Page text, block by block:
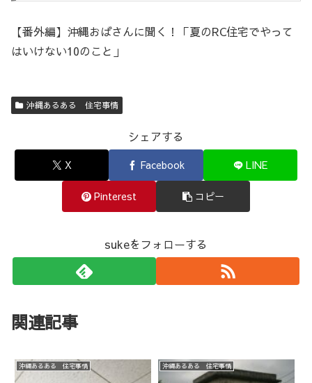
【番外編】沖縄おばさんに聞く！「夏のRC住宅でやって
はいけない10のこと」
沖縄あるある 住宅事情
シェアする
X Facebook LINE
Pinterest コピー
sukeをフォローする
関連記事
沖縄あるある 住宅事情 沖縄あるある 住宅事情